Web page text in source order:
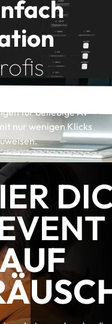
ermöglicht es,
für beliebige AV-
nur wenigen Klicks